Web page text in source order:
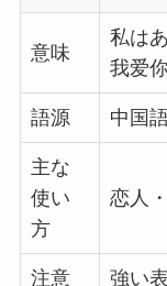
意味
私は
我爱你
語源 中国
主な
使い
方
恋人
注意
強い